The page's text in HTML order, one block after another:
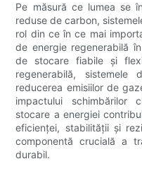
Pe măsură ce lumea se
reduse de carbon,
rol din ce în ce mai
de energie regenerabilă
de stocare fiabile și
regenerabilă,
reducerea emisiilor de
impactului schimbărilor
stocare a energiei
eficienței, stabilității și
componentă crucială a
durabil.